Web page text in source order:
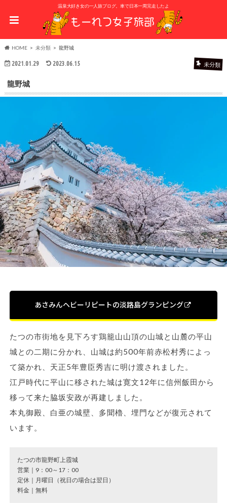
温泉大好き女の一人旅ブログ。車で日本一周完走したよ
HOME 未分類 龍野城
2021.01.29 2023.06.15 未分類
龍野城
あさみんヘビーリピートの淡路島グランピング
たつの市街地を見下ろす鶏籠山山頂の山城と山麓の平山
城との二期に分かれ、山城は約500年前赤松村秀によっ
て築かれ、天正5年豊臣秀吉に明け渡されました。
江戸時代に平山に移された城は寛文12年に信州飯田から
移って来た脇坂安政が再建しました。
本丸御殿、白亜の城壁、多聞櫓、埋門などが復元されて
います。
たつの市龍野町上霞城
営業｜9：00～17：00
定休｜月曜日（祝日の場合は翌日）
料金｜無料